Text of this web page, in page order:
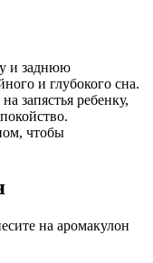
и заднюю
и глубокого сна.
запястья ребенку,
чтобы
на аромакулон